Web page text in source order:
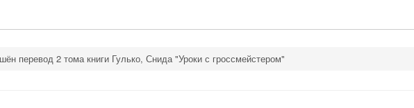
перевод 2 тома книги Гулько, Снида "Уроки с гроссмейстером"